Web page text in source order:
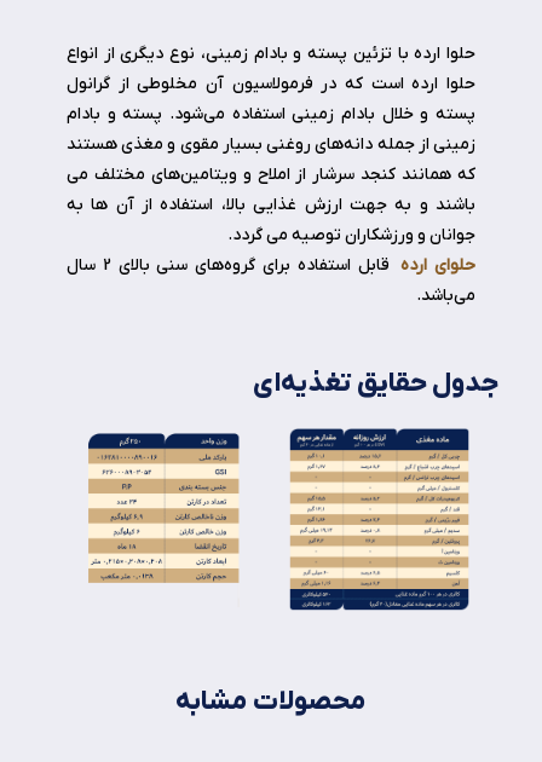
حلوا ارده با تزئین پسته و بادام زمینی، نوع ديگري از انواع
حلوا ارده است که در فرمولاسيون آن مخلوطی از گرانول
پسته و خلال بادام زمينی استفاده می‌شود. پسته و بادام
زمینی از جمله دانه‌‌های روغنی بسيار مقوی و مغذی هستند
که همانند کنجد سرشار از املاح و ويتامين‌های مختلف می
باشند و به جهت ارزش غذایی بالا، استفاده از آن ها به
جوانان و ورزشکاران توصیه می گردد.
حلوای ارده
قابل استفاده برای گروه‌های سنی بالای 2 سال
می‌باشد.
جدول حقایق تغذیه‌ای
محصولات مشابه